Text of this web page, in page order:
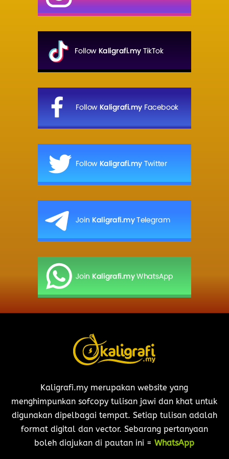
Kaligrafi.my merupakan website yang
menghimpunkan sofcopy tulisan jawi dan khat untuk
digunakan dipelbagai tempat. Setiap tulisan adalah
format digital dan vector. Sebarang pertanyaan
boleh diajukan di pautan ini =WhatsApp